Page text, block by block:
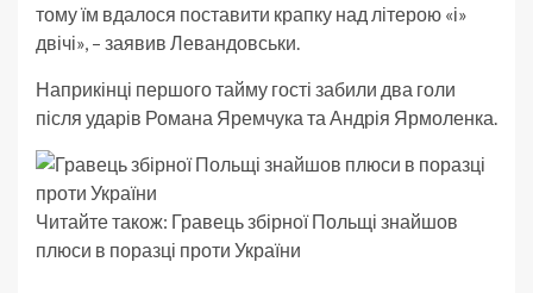
тому їм вдалося поставити крапку над літерою «і»
двічі», – заявив Левандовськи.
Наприкінці першого тайму гості забили два голи
після ударів Романа Яремчука та Андрія Ярмоленка.
Читайте також: Гравець збірної Польщі знайшов
плюси в поразці проти України